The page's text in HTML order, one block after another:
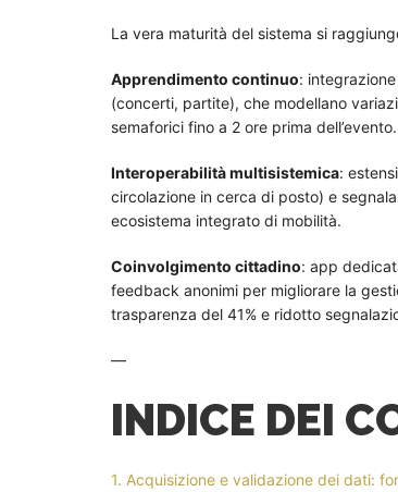
La vera maturità del sistema si
Apprendimento continuo:
(concerti, partite), che modellano
semaforici fino a 2 ore prima dell’evento.
Interoperabilità multisistemica:
circolazione in cerca di posto) e
ecosistema integrato di mobilità.
Coinvolgimento cittadino: app
feedback anonimi per migliorare la
trasparenza del 41% e ridotto
—
INDICE DEI
1. Acquisizione e validazione dei dati: